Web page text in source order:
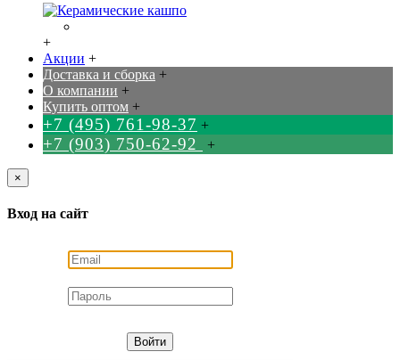
+
Акции +
Доставка и сборка +
О компании +
Купить оптом +
+7 (495) 761-98-37 +
+7 (903) 750-62-92 +
×
Вход на сайт
Войти